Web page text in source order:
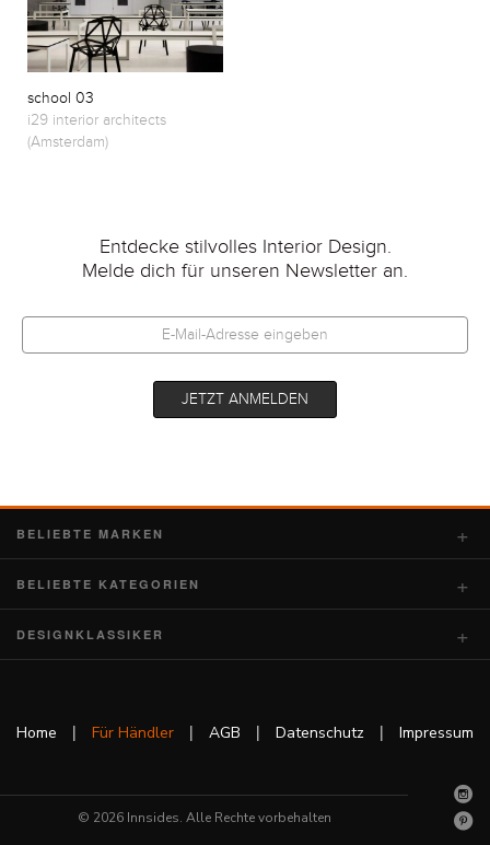
school 03
i29 interior architects
(Amsterdam)
Entdecke stilvolles Interior Design.
Melde dich für unseren Newsletter an.
BELIEBTE MARKEN
BELIEBTE KATEGORIEN
DESIGNKLASSIKER
Home | Für Händler | AGB | Datenschutz | Impressum
© 2026 Innsides. Alle Rechte vorbehalten